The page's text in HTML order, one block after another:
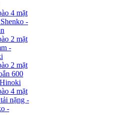
4 mặt
-
2 mặt
-
2 mặt
600
4 mặt
nặng -
-